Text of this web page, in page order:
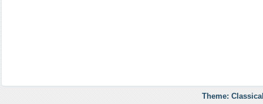
Theme: